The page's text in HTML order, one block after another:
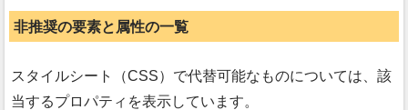
非推奨の要素と属性の一覧
スタイルシート（CSS）で代替可能なものについては、該
当するプロパティを表示しています。